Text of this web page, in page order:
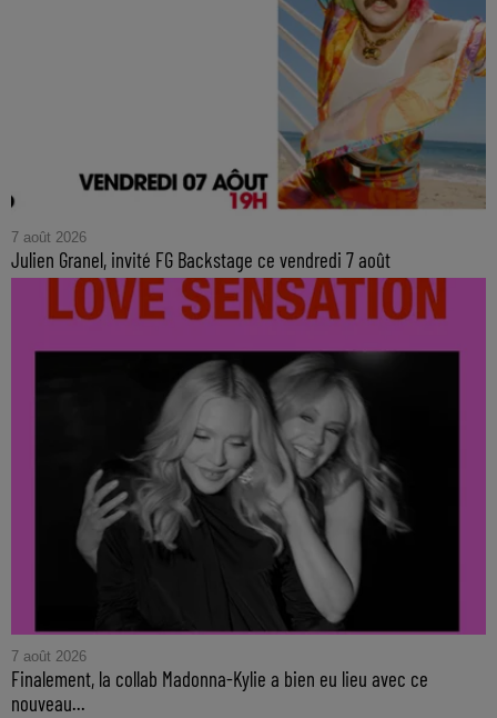
7 août 2026
Julien Granel, invité FG Backstage ce vendredi 7 août
7 août 2026
Finalement, la collab Madonna-Kylie a bien eu lieu avec ce
nouveau...